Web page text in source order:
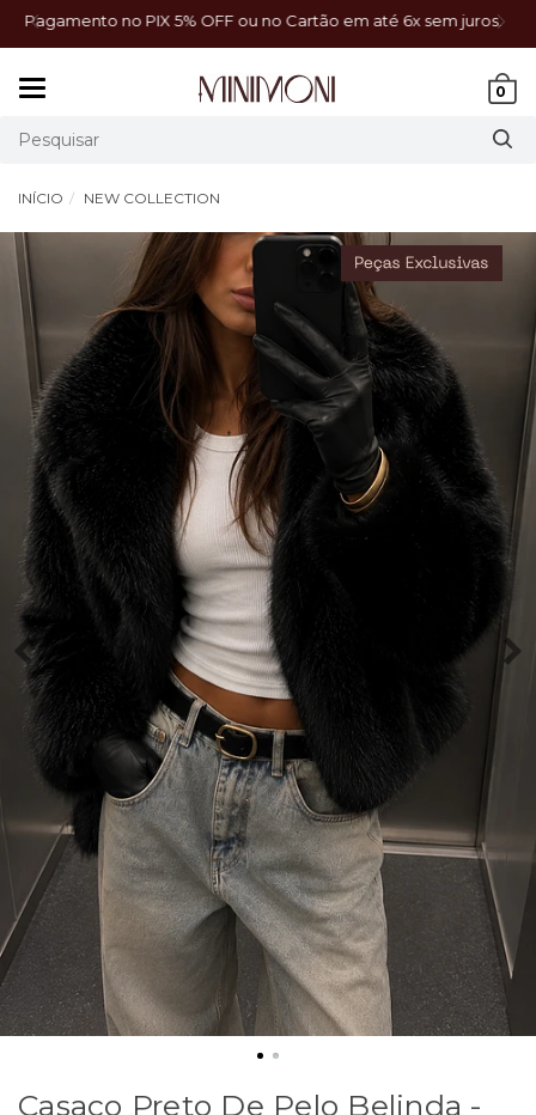
juros. Frete grátis acima de R$499 para todo Brasil.
0
INÍCIO NEW COLLECTION
Casaco Preto De Pelo Belinda -